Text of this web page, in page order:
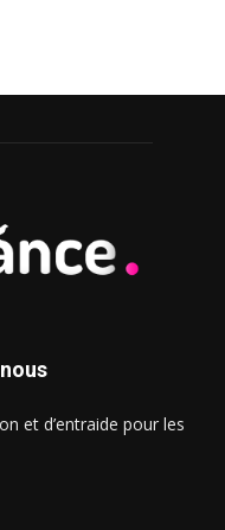
et d’entraide pour les